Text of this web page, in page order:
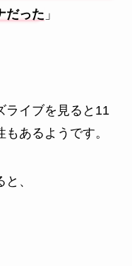
だった 」
ライブを見ると11
あるようです。
、